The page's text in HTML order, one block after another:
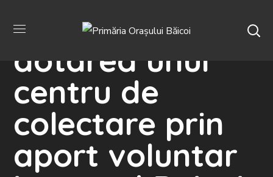
Infiintare si
dotarea unui
centru de
colectare prin
aport voluntar